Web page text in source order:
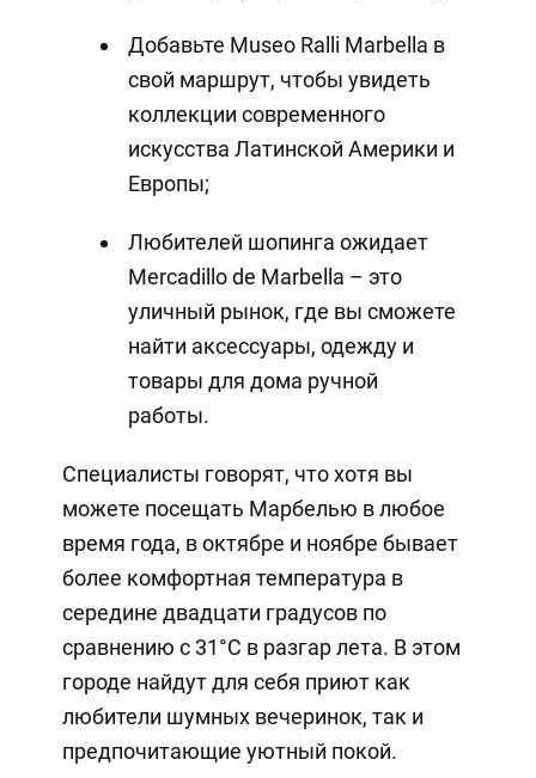
Добавьте Museo Ralli Marbella в
свой маршрут, чтобы увидеть
коллекции современного
искусства Латинской Америки и
Европы;
Любителей шопинга ожидает
Mercadillo de Marbella – это
уличный рынок, где вы сможете
найти аксессуары, одежду и
товары для дома ручной
работы.
Специалисты говорят, что хотя вы
можете посещать Марбелью в любое
время года, в октябре и ноябре бывает
более комфортная температура в
середине двадцати градусов по
сравнению с 31°C в разгар лета. В этом
городе найдут для себя приют как
любители шумных вечеринок, так и
предпочитающие уютный покой.